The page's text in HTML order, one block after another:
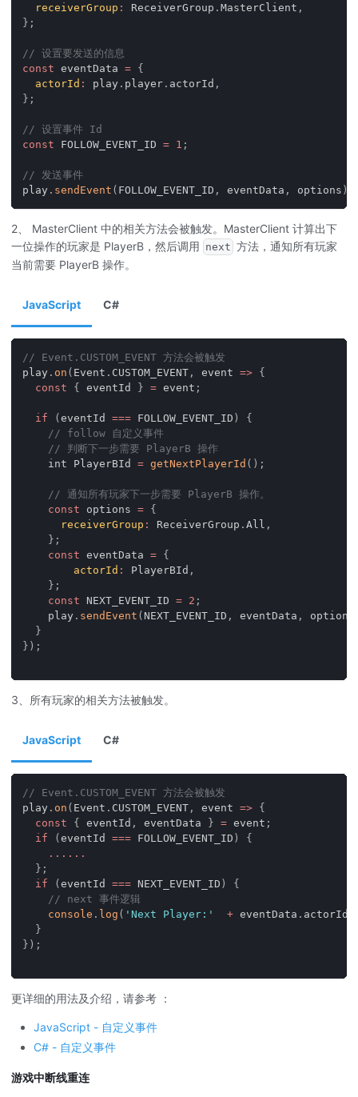
receiverGroup : ReceiverGroup . MasterClient ,
} ;
// 设置要发送的信息
const eventData = {
actorId : play . player . actorId ,
} ;
// 设置事件 Id
const
FOLLOW_EVENT_ID = 1 ;
// 发送事件
play . sendEvent ( FOLLOW_EVENT_ID , eventData , options )
2、 MasterClient 中的相关方法会被触发。MasterClient 计算出下
一位操作的玩家是 PlayerB，然后调用 next 方法，通知所有玩家
当前需要 PlayerB 操作。
JavaScript C#
// Event.CUSTOM_EVENT 方法会被触发
play . on ( Event . CUSTOM_EVENT , event => {
const
{ eventId } = event ;
if ( eventId === FOLLOW_EVENT_ID )
{
// follow 自定义事件
// 判断下一步需要 PlayerB 操作
    int
PlayerBId = getNextPlayerId ( ) ;
// 通知所有玩家下一步需要 PlayerB 操作。
const options = {
receiverGroup : ReceiverGroup . All ,
} ;
const eventData = {
actorId : PlayerBId ,
} ;
const
NEXT_EVENT_ID = 2 ;
    play
. sendEvent ( NEXT_EVENT_ID , eventData , options
}
} ) ;
3、所有玩家的相关方法被触发。
JavaScript C#
// Event.CUSTOM_EVENT 方法会被触发
play . on ( Event . CUSTOM_EVENT , event => {
const
{ eventId , eventData } = event ;
if
( eventId === FOLLOW_EVENT_ID )
{
... ...
} ;
if
( eventId === NEXT_EVENT_ID )
{
// next 事件逻辑
console . log ( 'Next Player:' + eventData . actorId
}
} ) ;
更详细的用法及介绍，请参考 ：
JavaScript - 自定义事件
C# - 自定义事件
游戏中断线重连